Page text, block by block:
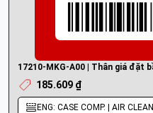
17210-MKG-A00 | Thân giá đặt
185.609 ₫
ENG: CASE COMP. | AIR